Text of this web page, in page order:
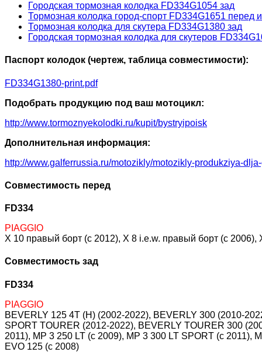
Городская тормозная колодка FD334G1054 зад
Тормозная колодка город-спорт FD334G1651 перед
Тормозная колодка для скутера FD334G1380 зад
Городская тормозная колодка для скутеров
Паспорт колодок (чертеж, таблица совместимости):
FD334G1380-print.pdf
Подобрать продукцию под ваш мотоцикл:
http://www.tormoznyekolodki.ru/kupit/bystryipoisk
Дополнительная информация:
http://www.galferrussia.ru/motozikly/motozikly-produkziya-
Совместимость перед
FD334
PIAGGIO
X 10 правый борт (c 2012), X 8 i.e.w. правый борт (c
Совместимость зад
FD334
PIAGGIO
BEVERLY 125 4T (H) (2002-2022), BEVERLY 300 (2010-
SPORT TOURER (2012-2022), BEVERLY TOURER 300
2011), MP 3 250 LT (c 2009), MP 3 300 LT SPORT (c
EVO 125 (c 2008)